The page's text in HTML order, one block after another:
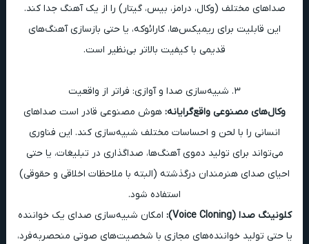
صداهای مختلف (وکال، درامز، بیس، گیتار) را از یک آهنگ جدا کند.
این قابلیت برای ریمیکس‌ها، کارائوکه، یا حتی بازسازی آهنگ‌های
قدیمی با کیفیت بالاتر بی‌نظیر است.
۳. شبیه‌سازی صدا و آوازی: فراتر از واقعیت
وکال‌های مصنوعی واقع‌گرایانه: هوش مصنوعی قادر است صداهای
انسانی را با لحن و احساسات مختلف شبیه‌سازی کند. این فناوری
می‌تواند برای تولید دموی آهنگ‌ها، صداگذاری در تبلیغات، یا حتی
احیای صدای هنرمندان درگذشته (البته با ملاحظات اخلاقی و حقوقی)
استفاده شود.
کلونینگ صدا (Voice Cloning):
امکان شبیه‌سازی صدای یک خواننده
یا حتی تولید خواننده‌های مجازی با شخصیت‌های صوتی منحصربه‌فرد،